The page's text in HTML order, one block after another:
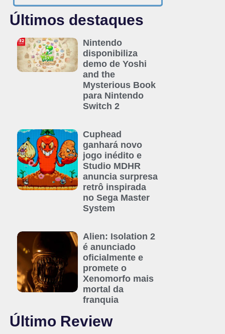
Últimos destaques
Nintendo
disponibiliza
demo de Yoshi
and the
Mysterious Book
para Nintendo
Switch 2
Cuphead
ganhará novo
jogo inédito e
Studio MDHR
anuncia surpresa
retrô inspirada
no Sega Master
System
Alien: Isolation 2
é anunciado
oficialmente e
promete o
Xenomorfo mais
mortal da
franquia
Último Review